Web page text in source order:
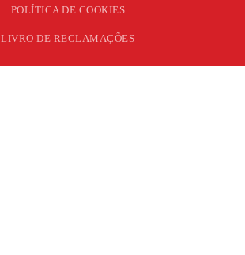
POLÍTICA DE COOKIES
LIVRO DE RECLAMAÇÕES